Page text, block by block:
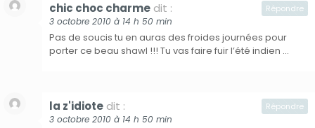
chic choc charme dit :
3 octobre 2010 à 14 h 50 min
Pas de soucis tu en auras des froides journées pour
porter ce beau shawl !!! Tu vas faire fuir l’été indien …
Répondre
la z'idiote dit :
3 octobre 2010 à 14 h 50 min
Répondre